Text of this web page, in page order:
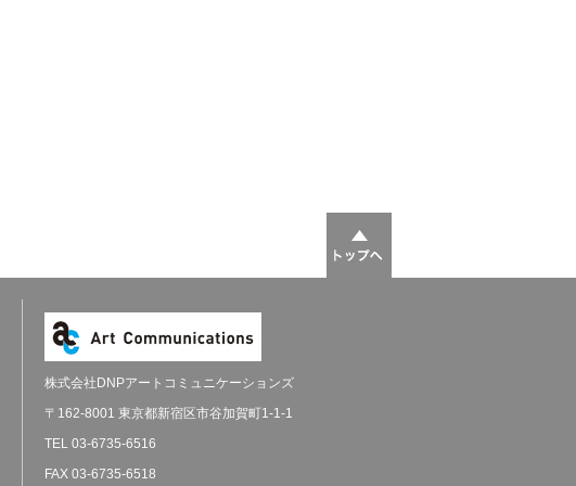
株式会社DNPアートコミュニケーションズ
〒162-8001 東京都新宿区市谷加賀町1-1-1
TEL 03-6735-6516
FAX 03-6735-6518